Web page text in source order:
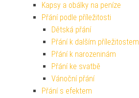
Kapsy a obálky na peníze
Přání podle příležitosti
Dětská přání
Přání k dalším příležitostem
Přání k narozeninám
Přání ke svatbě
Vánoční přání
Přání s efektem